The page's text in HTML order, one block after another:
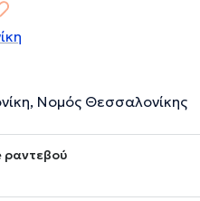
Νομός Θεσσαλονίκης
ραντεβού